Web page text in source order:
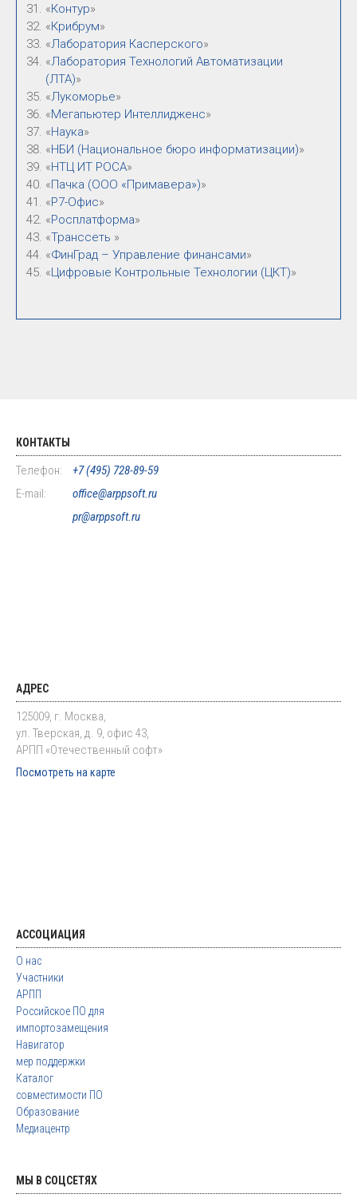
«Контур»
«Крибрум»
«Лаборатория Касперского»
«Лаборатория Технологий Автоматизации
(ЛТА)»
«Лукоморье»
«Мегапьютер Интеллидженс»
«Наука»
«НБИ (Национальное бюро информатизации)»
«НТЦ ИТ РОСА»
«Пачка (ООО «Примавера»)»
«Р7-Офис»
«Росплатформа»
«Транссеть »
«ФинГрад – Управление финансами»
«Цифровые Контрольные Технологии (ЦКТ)»
КОНТАКТЫ
Телефон:
+7 (495) 728-89-59
E-mail:
office@arppsoft.ru
pr@arppsoft.ru
АДРЕС
125009, г. Москва,
ул. Тверская, д. 9, офис 43,
АРПП «Отечественный софт»
Посмотреть на карте
АССОЦИАЦИЯ
О нас
Участники
АРПП
Российское ПО для
импортозамещения
Навигатор
мер поддержки
Каталог
совместимости ПО
Образование
Медиацентр
МЫ В СОЦСЕТЯХ